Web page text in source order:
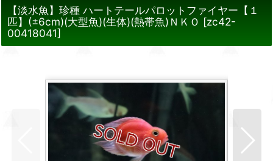
【淡水魚】珍種 ハートテールパロットファイヤー【１
匹】(±6cm)(大型魚)(生体)(熱帯魚)ＮＫＯ [zc42-
00418041]